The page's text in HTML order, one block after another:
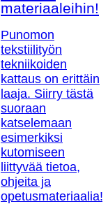
materiaaleihin!
Punomon
tekstiilityön
tekniikoiden
kattaus on erittäin
laaja. Siirry tästä
suoraan
katselemaan
esimerkiksi
kutomiseen
liittyvää tietoa,
ohjeita ja
opetusmateriaalia!